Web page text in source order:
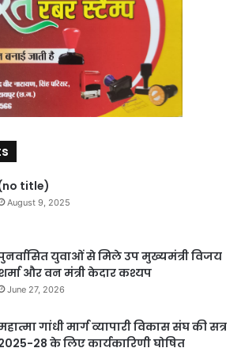
title)
August 9, 2025
युवाओं से मिले उप मुख्यमंत्री विजय
और वन मंत्री केदार कश्यप
June 27, 2026
गांधी मार्ग व्यापारी विकास संघ की सत्र
28 के लिए कार्यकारिणी घोषित